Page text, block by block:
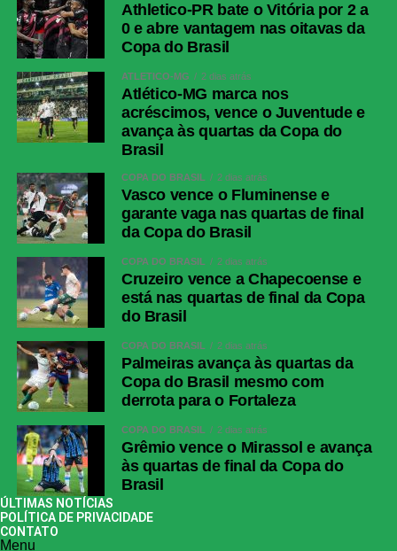
Athletico-PR bate o Vitória por 2 a
0 e abre vantagem nas oitavas da
Copa do Brasil
ATLÉTICO-MG 2 dias atrás
Atlético-MG marca nos
acréscimos, vence o Juventude e
avança às quartas da Copa do
Brasil
COPA DO BRASIL 2 dias atrás
Vasco vence o Fluminense e
garante vaga nas quartas de final
da Copa do Brasil
COPA DO BRASIL 2 dias atrás
Cruzeiro vence a Chapecoense e
está nas quartas de final da Copa
do Brasil
COPA DO BRASIL 2 dias atrás
Palmeiras avança às quartas da
Copa do Brasil mesmo com
derrota para o Fortaleza
COPA DO BRASIL 2 dias atrás
Grêmio vence o Mirassol e avança
às quartas de final da Copa do
Brasil
ÚLTIMAS NOTÍCIAS
POLÍTICA DE PRIVACIDADE
CONTATO
Menu